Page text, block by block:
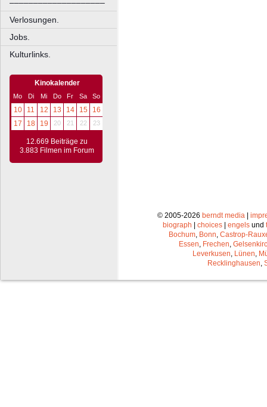
––––––––––––––––––––
Verlosungen.
Jobs.
Kulturlinks.
Kinokalender
Mo Di Mi Do Fr Sa So
10 11 12 13 14 15
16
17
18 19 20 21 22 23
12.669 Beiträge zu
3.883 Filmen im Forum
© 2005-2026 berndt media|
biograph
choices engels und
Bochum, Bonn, Castrop-
Essen, Frechen,
Leverkusen, Lünen,
Recklinghausen,